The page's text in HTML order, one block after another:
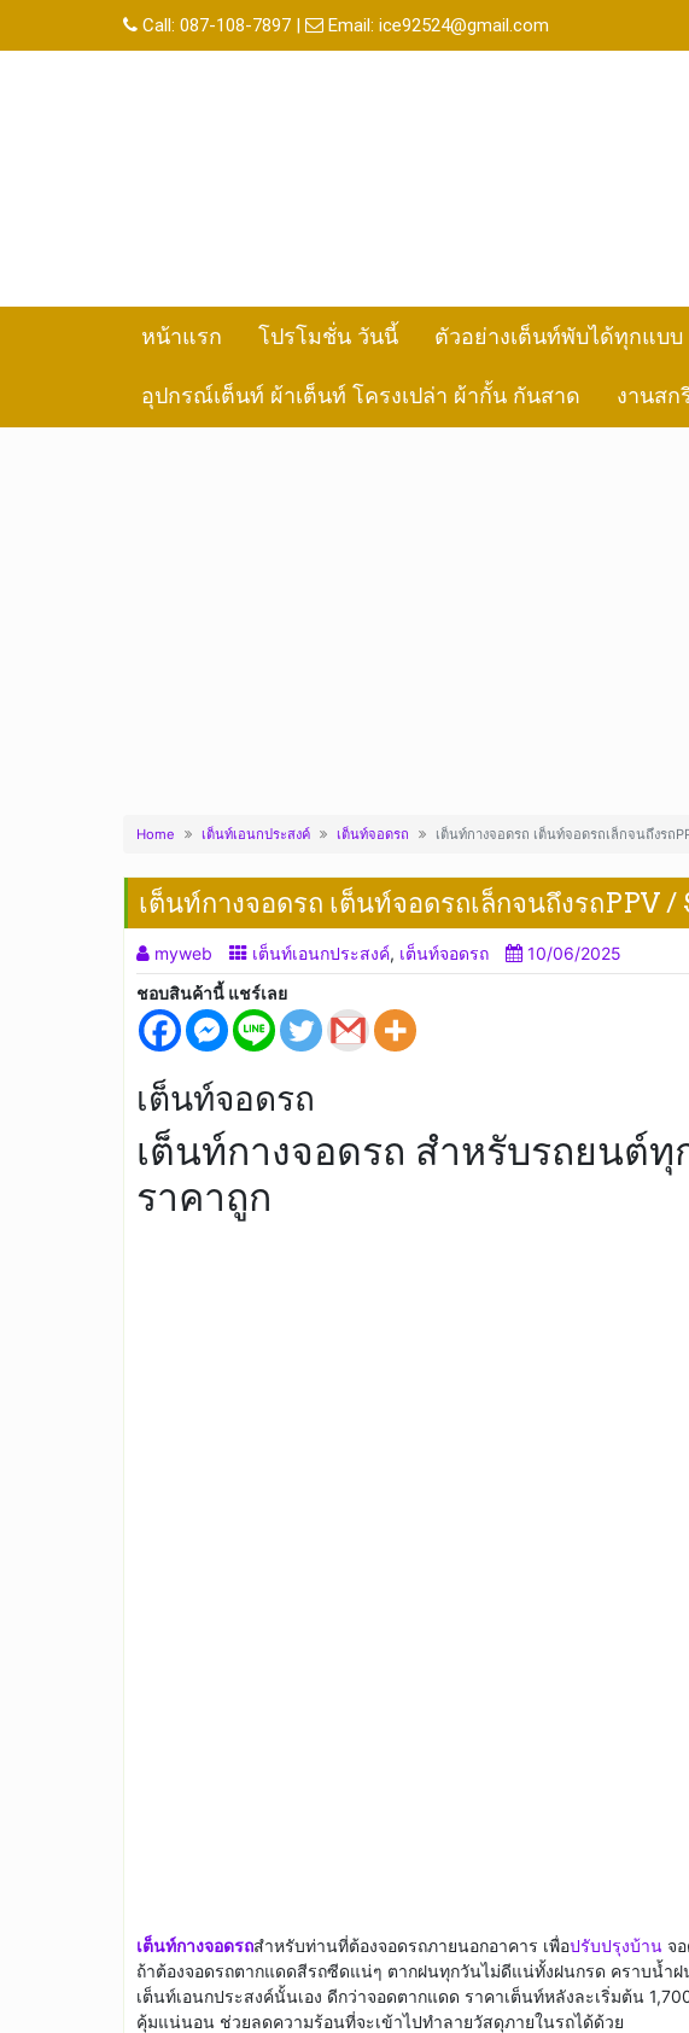
Call: 087-108-7897 | Email: ice92524@gmail.com
หน้าแรก โปรโมชั่น วันนี้ ตัวอย่างเต็นท์พับได้ทุกแบบ
อุปกรณ์เต็นท์ ผ้าเต็นท์ โครงเปล่า ผ้ากั้น กันสาด งานสก
Home เต็นท์เอนกประสงค์ เต็นท์จอดรถ เต็นท์กางจอดรถ เต็นท์จอดรถเล็กจนถึงรถ
เต็นท์กางจอดรถ เต็นท์จอดรถเล็กจนถึงรถPPV /
myweb เต็นท์เอนกประสงค์, เต็นท์จอดรถ
10/06/2025
ชอบสินค้านี้ แชร์เลย
เต็นท์จอดรถ
เต็นท์กางจอดรถ สำหรับรถยนต์
ราคาถูก
เต็นท์กางจอดรถสำหรับท่านที่ต้องจอดรถภายนอกอาคาร เพื่อปรับปรุงบ้าน จ
ถ้าต้องจอดรถตากแดดสีรถซีดแน่ๆ ตากฝนทุกวันไม่ดีแน่ทั้งฝนกรด คราบน้ำ
เต็นท์เอนกประสงค์นั้นเอง ดีกว่าจอดตากแดด ราคาเต็นท์หลังละเริ่มต้น
คุ้มแน่นอน ช่วยลดความร้อนที่จะเข้าไปทำลายวัสดุภายในรถได้ด้วย